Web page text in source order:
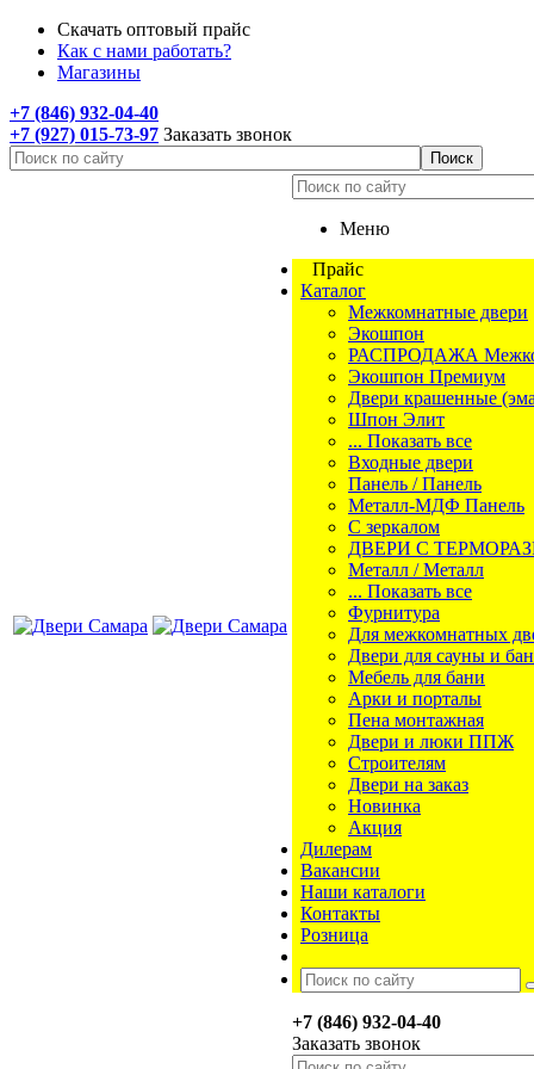
Скачать оптовый прайс
Как с нами работать?
Магазины
+7 (846) 932-04-40
+7 (927) 015-73-97 Заказать звонок
Меню
Прайс
Каталог
Межкомнатные двери
Экошпон
РАСПРОДАЖА
Экошпон Премиум
Двери крашенные
Шпон Элит
... Показать все
Входные двери
Панель / Панель
Металл-МДФ Панель
С зеркалом
ДВЕРИ С
Металл / Металл
... Показать все
Фурнитура
Для межкомнатных
Двери для сауны и
Мебель для бани
Арки и порталы
Пена монтажная
Двери и люки ППЖ
Строителям
Двери на заказ
Новинка
Акция
Дилерам
Вакансии
Наши каталоги
Контакты
Розница
+7 (846) 932-04-40
Заказать звонок